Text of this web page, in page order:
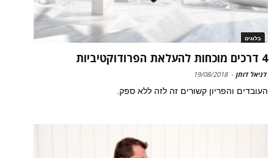
בלוגים
4 דרכים מוכחות להעלאת הפרודוקטיביות
דניאל דותן -
19/08/2018
העובדים והפריון קשורים זה לזה ללא ספק.